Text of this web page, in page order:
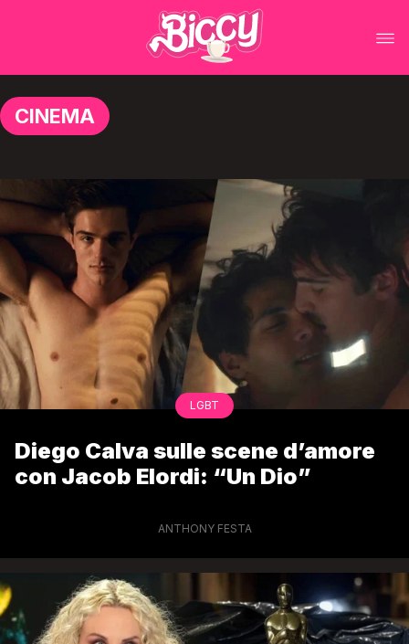
CINEMA
LGBT
Diego Calva sulle scene d’amore
con Jacob Elordi: “Un Dio”
ANTHONY FESTA